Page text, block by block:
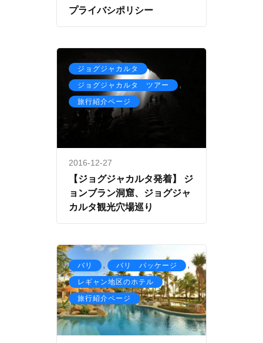
プライバシポリシー
ジョグジャカルタ ,
ジョグジャカルタ ツアー ,
旅行紹介ページ
2016-12-27
【ジョグジャカルタ発着】 ジ
ョンブラン洞窟、ジョグジャ
カルタ観光穴場巡り
バリ , バリ パッケージ ,
レギャン地区のホテル ,
旅行紹介ページ